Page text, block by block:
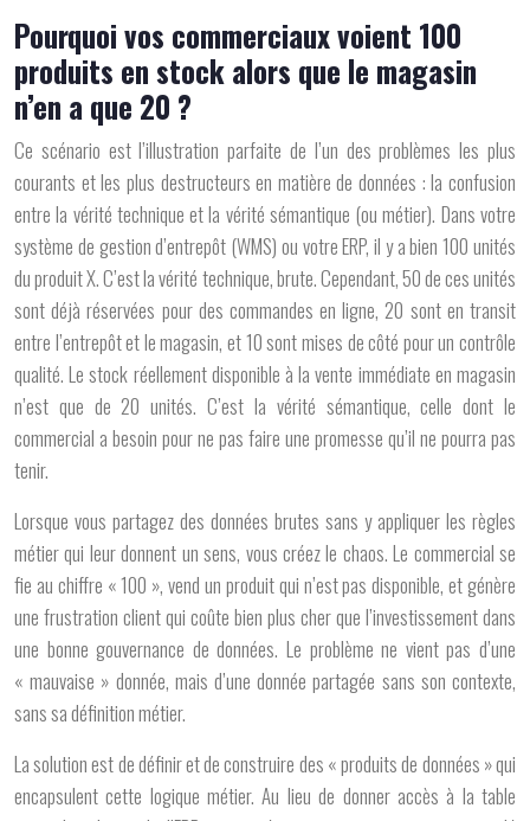
Pourquoi vos commerciaux voient 100
produits en stock alors que le magasin
n’en a que 20 ?
Ce scénario est l’illustration parfaite de l’un des problèmes les plus
courants et les plus destructeurs en matière de données : la confusion
entre la vérité technique et la vérité sémantique (ou métier). Dans votre
système de gestion d’entrepôt (WMS) ou votre ERP, il y a bien 100 unités
du produit X. C’est la vérité technique, brute. Cependant, 50 de ces unités
sont déjà réservées pour des commandes en ligne, 20 sont en transit
entre l’entrepôt et le magasin, et 10 sont mises de côté pour un contrôle
qualité. Le stock réellement disponible à la vente immédiate en magasin
n’est que de 20 unités. C’est la vérité sémantique, celle dont le
commercial a besoin pour ne pas faire une promesse qu’il ne pourra pas
tenir.
Lorsque vous partagez des données brutes sans y appliquer les règles
métier qui leur donnent un sens, vous créez le chaos. Le commercial se
fie au chiffre « 100 », vend un produit qui n’est pas disponible, et génère
une frustration client qui coûte bien plus cher que l’investissement dans
une bonne gouvernance de données. Le problème ne vient pas d’une
« mauvaise » donnée, mais d’une donnée partagée sans son contexte,
sans sa définition métier.
La solution est de définir et de construire des « produits de données » qui
encapsulent cette logique métier. Au lieu de donner accès à la table